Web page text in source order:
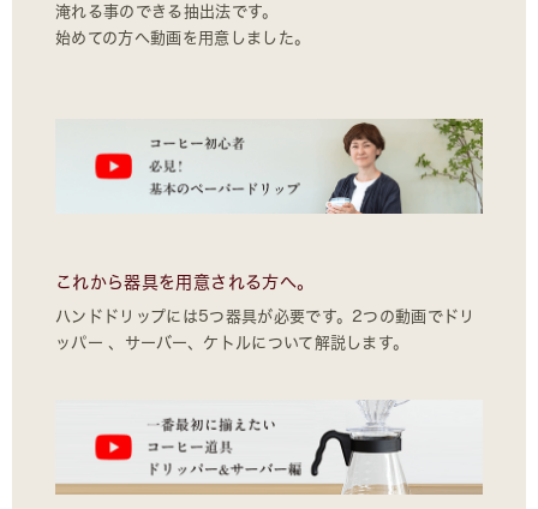
淹れる事のできる抽出法です。
始めての方へ動画を用意しました。
これから器具を用意される方へ。
ハンドドリップには5つ器具が必要です。2つの動画でドリ
ッパー 、サーバー、ケトルについて解説します。